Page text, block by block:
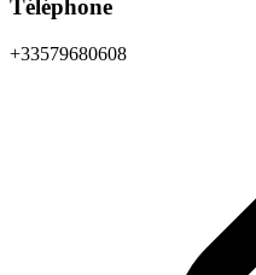
Téléphone
+33579680608